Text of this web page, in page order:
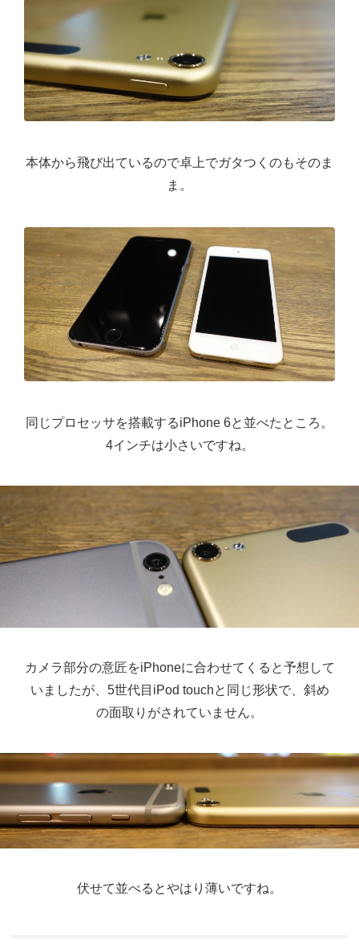
本体から飛び出ているので卓上でガタつくのもそのま
ま。
同じプロセッサを搭載するiPhone 6と並べたところ。
4インチは小さいですね。
カメラ部分の意匠をiPhoneに合わせてくると予想して
いましたが、5世代目iPod touchと同じ形状で、斜め
の面取りがされていません。
伏せて並べるとやはり薄いですね。